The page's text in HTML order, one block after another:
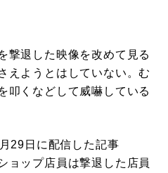
退した映像を改めて見る
えようとはしていない。む
叩くなどして威嚇している
29日に配信した記事
ョップ店員は撃退した店員